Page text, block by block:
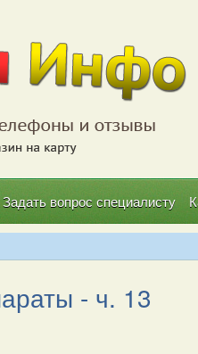
Задать вопрос специалисту
- ч. 13